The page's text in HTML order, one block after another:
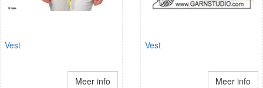
Vest
Meer info
Vest
Meer info